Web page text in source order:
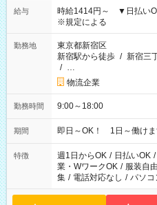
給与
時給1414円～ ▼日払い
※規定による
勤務地
東京都新宿区
新宿駅から徒歩 / 新宿三
/ …
物流企業
勤務時間 9:00～18:00
期間 即日～OK！ 1日～働けま
特徴 週1日からOK / 日払いOK /
業・WワークOK / 服装自由
集 / 電話対応なし / パソコ